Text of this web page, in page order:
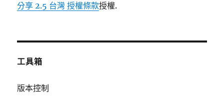
分享 2.5 台灣 授權條款授權.
工具箱
版本控制